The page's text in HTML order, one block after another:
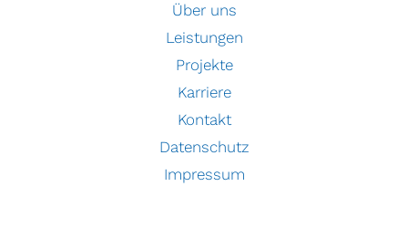
Über uns
Leistungen
Projekte
Karriere
Kontakt
Datenschutz
Impressum